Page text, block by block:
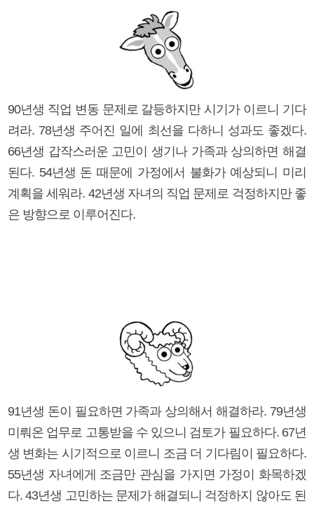
90년생 직업 변동 문제로 갈등하지만 시기가 이르니 기다
려라. 78년생 주어진 일에 최선을 다하니 성과도 좋겠다.
66년생 갑작스러운 고민이 생기나 가족과 상의하면 해결
된다. 54년생 돈 때문에 가정에서 불화가 예상되니 미리
계획을 세워라. 42년생 자녀의 직업 문제로 걱정하지만 좋
은 방향으로 이루어진다.
91년생 돈이 필요하면 가족과 상의해서 해결하라. 79년생
미뤄온 업무로 고통받을 수 있으니 검토가 필요하다. 67년
생 변화는 시기적으로 이르니 조금 더 기다림이 필요하다.
55년생 자녀에게 조금만 관심을 가지면 가정이 화목하겠
다. 43년생 고민하는 문제가 해결되니 걱정하지 않아도 된